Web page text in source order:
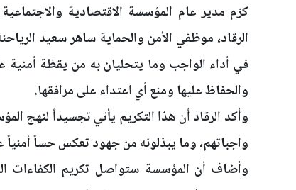
كرّم مدير عام المؤسسة الاقتصادية والاجتماعية
الرقاد، موظفي الأمن والحماية ساهر سعيد
في أداء الواجب وما يتحليان به من يقظة أمنية
والحفاظ عليها ومنع أي اعتداء على مرافقها.
وأكد الرقاد أن هذا التكريم يأتي تجسيداً لنهج
واجباتهم، وما يبذلونه من جهود تعكس حساً
وأضاف أن المؤسسة ستواصل تكريم الكفاءات